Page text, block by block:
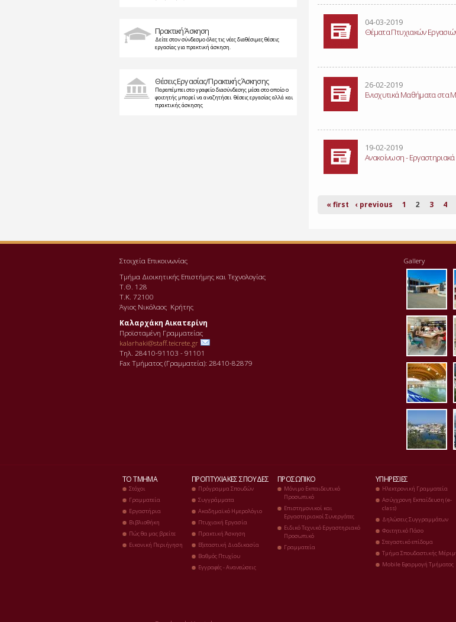
Πρακτική Άσκηση
Δείτε στον σύνδεσμο όλες τις νέες διαθέσιμες θέσεις
εργασίας για πρακτική άσκηση.
Θέσεις Εργασίας/Πρακτικής Άσκησης
Παραπέμπει στο γραφείο διασύνδεσης μέσα στο οποίο ο
φοιτητής μπορεί να αναζητήσει θέσεις εργασίας αλλά και
πρακτικής άσκησης
04-03-2019
Θέματα Πτυχιακών
26-02-2019
Ενισχυτικά Μαθήματα στα
19-02-2019
Ανακοίνωση -
« first ‹ previous 1 2 3 4
Στοιχεία Επικοινωνίας
Τμήμα Διοικητικής Επιστήμης και Τεχνολογίας
Τ.Θ. 128
Τ.Κ. 72100
Άγιος Νικόλαος Κρήτης
Καλαρχάκη Αικατερίνη
Προϊσταμένη Γραμματείας
kalarhaki@staff.teicrete.gr
Τηλ. 28410-91103 - 91101
Fax Τµήµατος (Γραµµατεία): 28410-82879
Gallery
ΤΟ ΤΜΉΜΑ
Στόχοι
Γραμματεία
Εργαστήρια
Βιβλιοθήκη
Πώς θα μας βρείτε
Εικονική Περιήγηση
ΠΡΟΠΤΥΧΙΑΚΈΣ ΣΠΟΥΔΈΣ
Πρόγραμμα Σπουδών
Συγγράμματα
Ακαδημαϊκό Ημερολόγιο
Πτυχιακή Εργασία
Πρακτική Άσκηση
Εξεταστική Διαδικασία
Βαθμός Πτυχίου
Εγγραφές - Ανανεώσεις
ΠΡΟΣΩΠΙΚΌ
Μόνιμο Εκπαιδευτικό
Προσωπικό
Επιστημονικοί και
Εργαστηριακοί Συνεργάτες
Ειδικό Τεχνικό Εργαστηριακό
Προσωπικό
Γραμματεία
ΥΠΗΡΕΣΊΕΣ
Ηλεκτρονική Γραμματεία
Ασύγχρονη Εκπαίδευση (e-
class)
Δηλώσεις Συγγραμμάτων
Φοιτητικό Πάσο
Στεγαστικό επίδομα
Τμήμα Σπουδαστικής
Mobile Εφαρμογή Τμήματος